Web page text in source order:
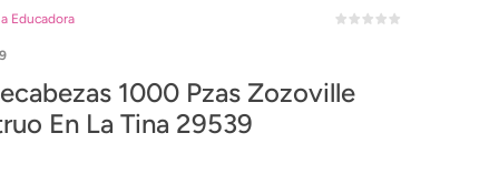
Educadora
1000 Pzas Zozoville
En La Tina 29539